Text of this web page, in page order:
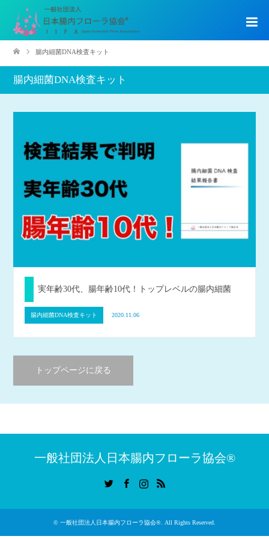
腸内細菌DNA検査キット
腸内細菌DNA検査キット
実年齢30代、腸年齢10代！トップレベルの腸内細菌
腸内細菌DNA検査キット 2020.11.06
トップページに戻る
一般社団法人日本腸内フローラ協会®︎
RSS
© 一般社団法人日本腸内フローラ協会®︎ . All Rights Reserved.